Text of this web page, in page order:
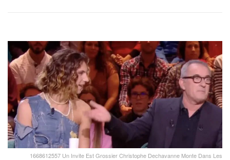
1668612557 Un Invite Est Grossier Christophe Dechavanne Monte Dans Les